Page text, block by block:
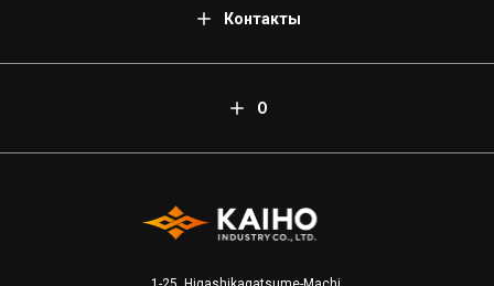
Контакты
О